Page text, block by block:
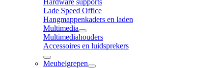
Lade Speed Office
Hangmappenkaders en laden
Multimedia
Multimediahouders
Accessoires en luidsprekers
Meubelgrepen